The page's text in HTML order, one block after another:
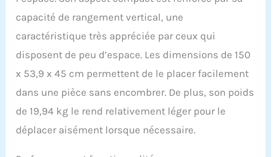
capacité de rangement vertical, une
caractéristique très appréciée par ceux qui
disposent de peu d’espace. Les dimensions de 150
x 53,9 x 45 cm permettent de le placer facilement
dans une pièce sans encombrer. De plus, son poids
de 19,94 kg le rend relativement léger pour le
déplacer aisément lorsque nécessaire.